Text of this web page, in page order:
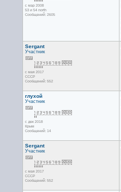
с мар 2008
53 и 54 north
Сообщений: 2605
Sergant
Участник
с мая 2017
CCCP
Сообщений: 552
глухой
Участник
с дек 2018
Крым
Сообщений: 14
Sergant
Участник
с мая 2017
CCCP
Сообщений: 552